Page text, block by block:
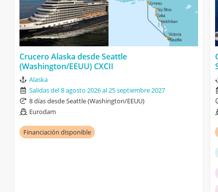
Crucero Alaska desde Seattle
(Washington/EEUU) CXCII
Alaska
Salidas del 8 agosto 2026 al 25 septiembre 2027
8 días desde Seattle (Washington/EEUU)
Eurodam
Financiación disponible